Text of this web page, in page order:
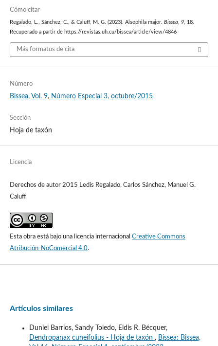
Cómo citar
Regalado, L., Sánchez, C., & Caluff, M. G. (2023). Alsophila major. Bissea, 9, 18.
Recuperado a partir de https://revistas.uh.cu/bissea/article/view/4846
Más formatos de cita
Número
Bissea, Vol. 9, Número Especial 3, octubre/2015
Sección
Hoja de taxón
Licencia
Derechos de autor 2015 Ledis Regalado, Carlos Sánchez, Manuel G.
Caluff
Esta obra está bajo una licencia internacional Creative Commons
Atribución-NoComercial 4.0.
Artículos similares
Duniel Barrios, Sandy Toledo, Eldis R. Bécquer,
Dendropanax cuneifolius - Hoja de taxón , Bissea: Bissea,